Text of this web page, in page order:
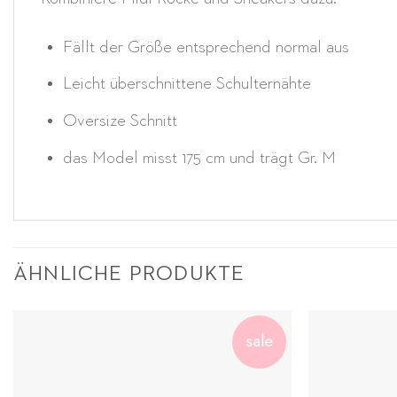
Fällt der Größe entsprechend normal aus
Leicht überschnittene Schulternähte
Oversize Schnitt
das Model misst 175 cm und trägt Gr. M
ÄHNLICHE PRODUKTE
sale